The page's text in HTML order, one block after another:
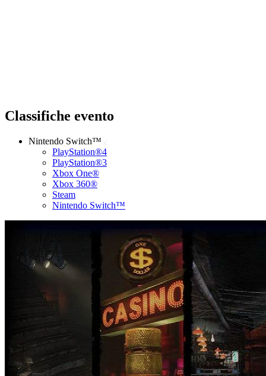
Classifiche evento
Nintendo Switch™
PlayStation®4
PlayStation®3
Xbox One®
Xbox 360®
Steam
Nintendo Switch™